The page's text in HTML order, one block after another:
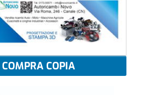
COMPRA COPIA